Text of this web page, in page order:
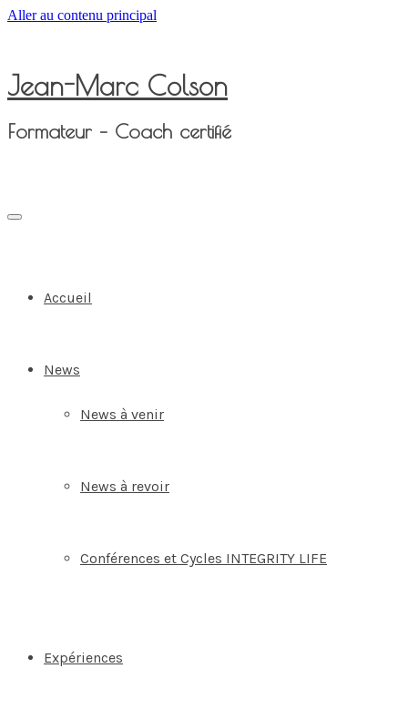
Aller au contenu principal
Jean-Marc Colson
Formateur – Coach certifié
Accueil
News
News à venir
News à revoir
Conférences et Cycles INTEGRITY LIFE
Expériences